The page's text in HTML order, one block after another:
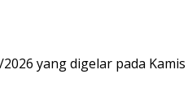
yang digelar pada